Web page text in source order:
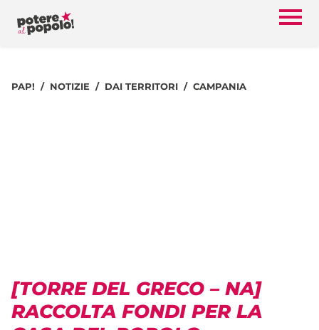
PAP! NOTIZIE DAI TERRITORI CAMPANIA
[TORRE DEL GRECO – NA]
RACCOLTA FONDI PER LA